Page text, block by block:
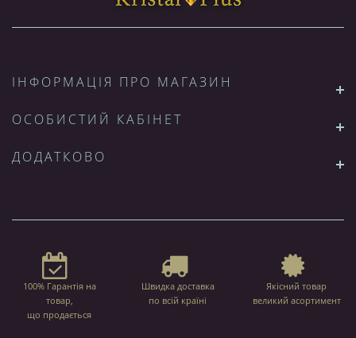
ІНФОРМАЦІЯ ПРО МАГАЗИН
ОСОБИСТИЙ КАБІНЕТ
ДОДАТКОВО
100% Гарантія на
товар,
що продається
Швидка доставка
по всій країні
Якісний товар
великий асортимент